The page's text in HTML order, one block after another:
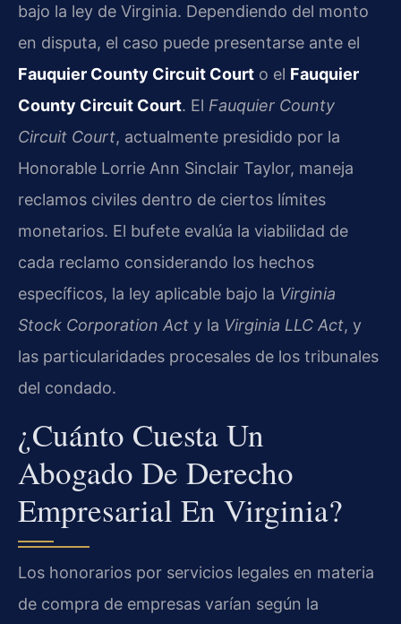
bajo la ley de Virginia. Dependiendo del monto
en disputa, el caso puede presentarse ante el
Fauquier County Circuit Court o el Fauquier
County Circuit Court. El Fauquier County
Circuit Court, actualmente presidido por la
Honorable Lorrie Ann Sinclair Taylor, maneja
reclamos civiles dentro de ciertos límites
monetarios. El bufete evalúa la viabilidad de
cada reclamo considerando los hechos
específicos, la ley aplicable bajo la Virginia
Stock Corporation Act y la Virginia LLC Act, y
las particularidades procesales de los tribunales
del condado.
¿Cuánto Cuesta Un
Abogado De Derecho
Empresarial En Virginia?
Los honorarios por servicios legales en materia
de compra de empresas varían según la